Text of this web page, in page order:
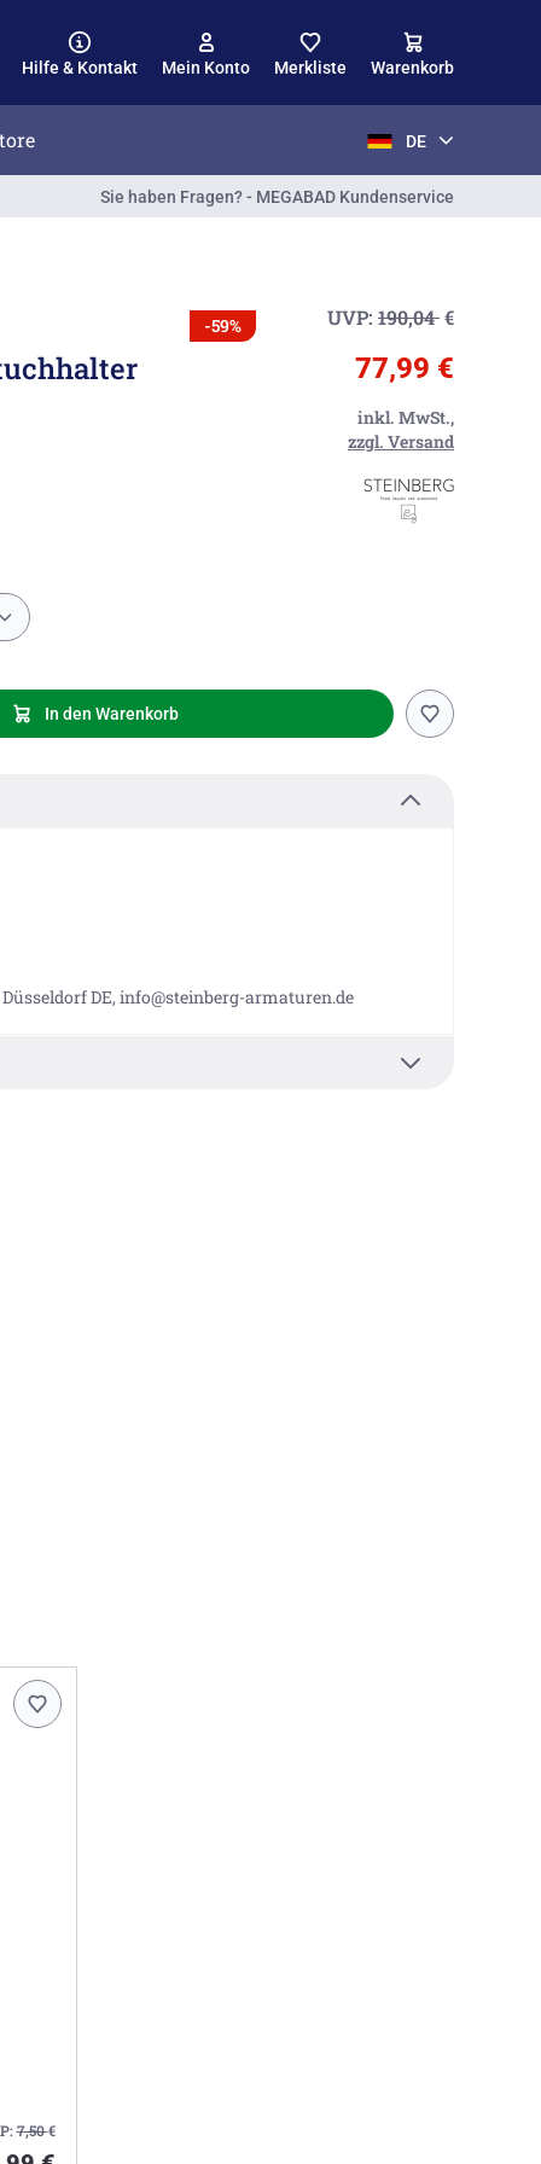
Hilfe & Kontakt Mein Konto Merkliste Warenkorb
DE
Sie haben Fragen? - MEGABAD Kundenservice
-59% UVP: 190,04€
77,99 €
inkl. MwSt.,
zzgl. Versand
In den Warenkorb
DE, info@steinberg-armaturen.de
7,50€